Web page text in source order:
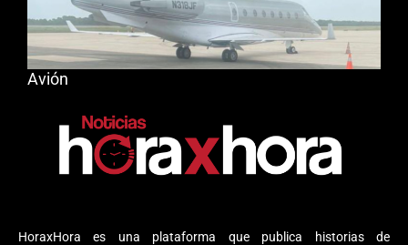
HoraxHora es una plataforma que publica historias de
Avión